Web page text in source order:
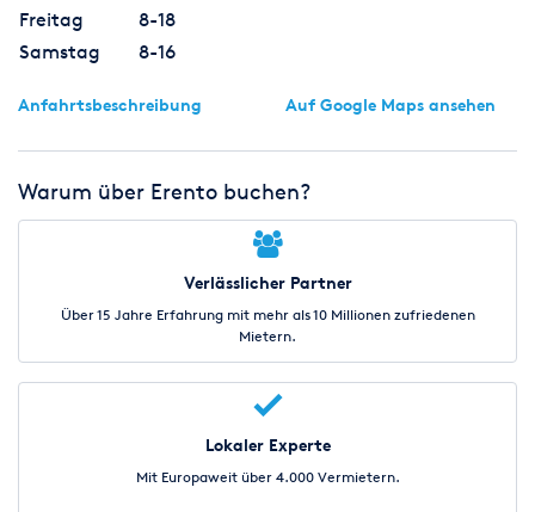
Freitag
8-18
Samstag
8-16
Anfahrtsbeschreibung Auf Google Maps ansehen
Warum über Erento buchen?
Verlässlicher Partner
Über 15 Jahre Erfahrung mit mehr als 10 Millionen zufriedenen
Mietern.
Lokaler Experte
Mit Europaweit über 4.000 Vermietern.